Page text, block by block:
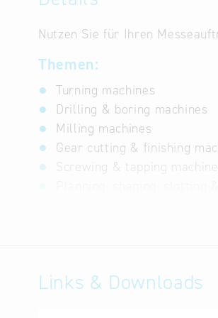
Nutzen Sie für Ihren
Themen:
Turning machines
Drilling & boring machines
Milling machines
Gear cutting & finishing
Screwing & tapping
Special production
Links & Downloads